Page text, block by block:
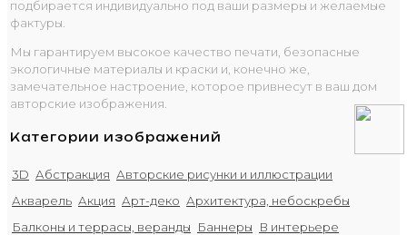
подбирается индивидуально под ваши размеры и желаемые
фактуры.
Мы гарантируем высокое качество печати, безопасные
экологичные материалы и краски и, конечно же,
замечательное настроение, которое привнесут в ваш дом
авторские изображения.
Категории изображений
3D Абстракция Авторские рисунки и иллюстрации
Акварель Акция Арт-деко Архитектура, небоскребы
Балконы и террасы, веранды
Баннеры
В интерьере